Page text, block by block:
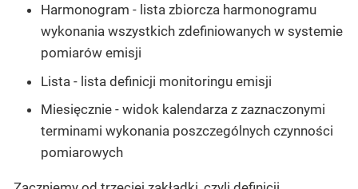
Harmonogram - lista zbiorcza harmonogramu
wykonania wszystkich zdefiniowanych w systemie
pomiarów emisji
Lista - lista definicji monitoringu emisji
Miesięcznie - widok kalendarza z zaznaczonymi
terminami wykonania poszczególnych czynności
pomiarowych